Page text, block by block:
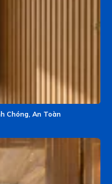
Chóng, An Toàn